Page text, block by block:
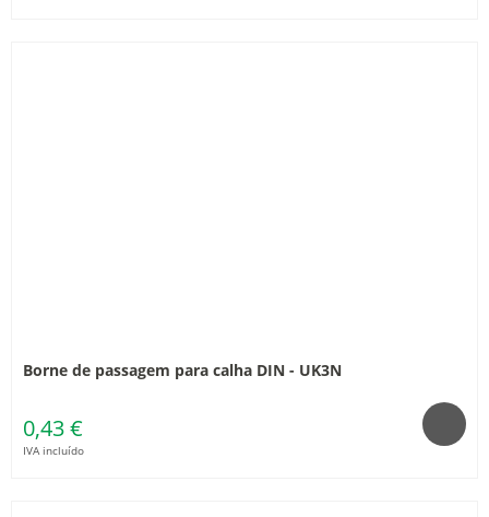
Borne de passagem para calha DIN - UK3N
0,43 €
IVA incluído